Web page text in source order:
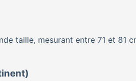
taille, mesurant entre 71 et 81